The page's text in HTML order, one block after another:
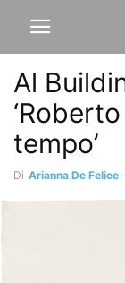
Al
tempo’
Di Arianna De Felice -